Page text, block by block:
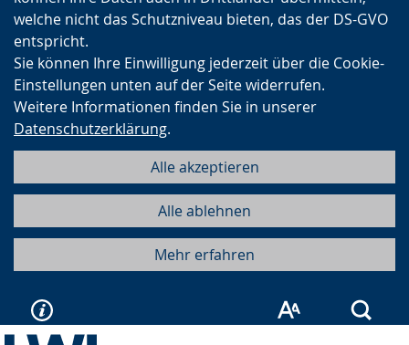
welche nicht das Schutzniveau bieten, das der DS-GVO
entspricht.
Sie können Ihre Einwilligung jederzeit über die Cookie-
Einstellungen unten auf der Seite widerrufen.
Weitere Informationen finden Sie in unserer
Datenschutzerklärung.
Alle akzeptieren
Alle ablehnen
Mehr erfahren